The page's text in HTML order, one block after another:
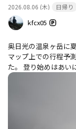
2026.08.06 (木)
日帰り
kfcx05
奥日光の温泉ヶ岳に
マップ上での行程予
た。 登り始めはあい
良くなった。 膝の痛